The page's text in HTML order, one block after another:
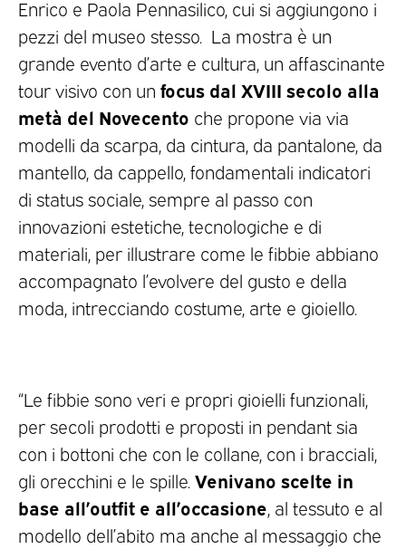
Enrico e Paola Pennasilico, cui si aggiungono i
pezzi del museo stesso. La mostra è un
grande evento d’arte e cultura, un affascinante
tour visivo con un focus dal XVIII secolo alla
metà del Novecento che propone via via
modelli da scarpa, da cintura, da pantalone, da
mantello, da cappello, fondamentali indicatori
di status sociale, sempre al passo con
innovazioni estetiche, tecnologiche e di
materiali, per illustrare come le fibbie abbiano
accompagnato l’evolvere del gusto e della
moda, intrecciando costume, arte e gioiello.
“Le fibbie sono veri e propri gioielli funzionali,
per secoli prodotti e proposti in pendant sia
con i bottoni che con le collane, con i bracciali,
gli orecchini e le spille. Venivano scelte in
base all’outfit e all’occasione , al tessuto e al
modello dell’abito ma anche al messaggio che